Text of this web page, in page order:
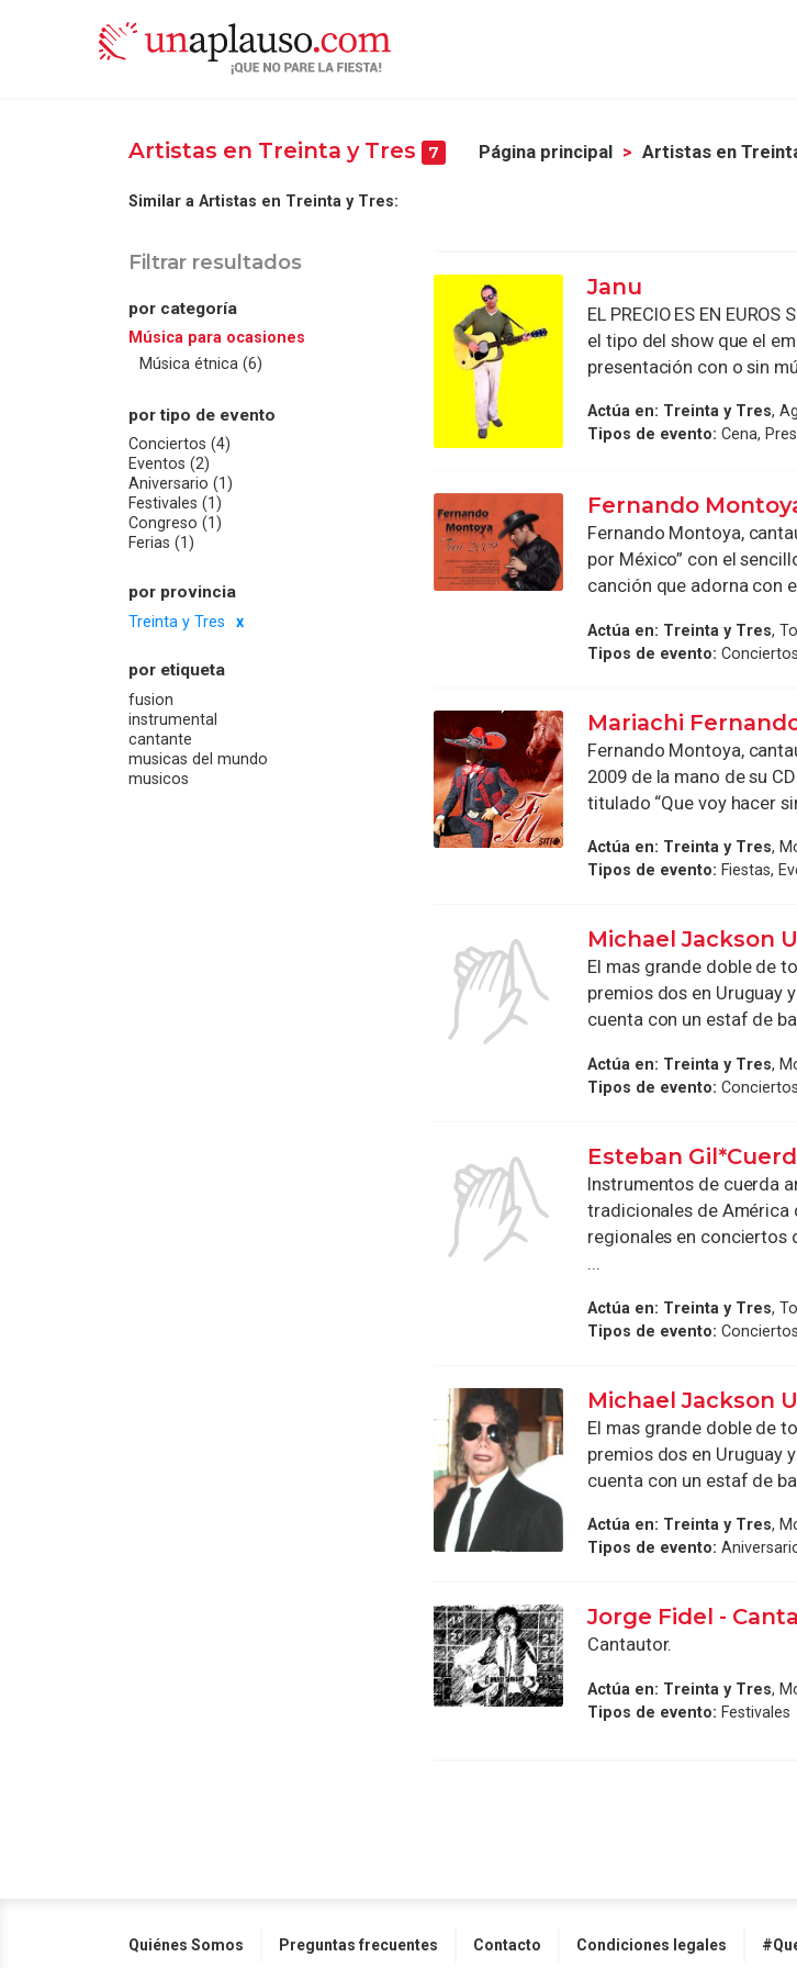
Artistas en Treinta y Tres 7 Página principal Artistas en
Similar a Artistas en Treinta y Tres:
Filtrar resultados
por categoría
Música para ocasiones
Música étnica (6)
por tipo de evento
Conciertos (4)
Eventos (2)
Aniversario (1)
Festivales (1)
Congreso (1)
Ferias (1)
por provincia
Treinta y Tres
por etiqueta
fusion
instrumental
cantante
musicas del mundo
musicos
Janu
EL PRECIO ES EN
el tipo del show que el
presentación con o sin
Actúa en: Treinta y Tres,
Tipos de evento: Cena,
Fernando
Fernando Montoya,
por México” con el
canción que adorna con
Actúa en: Treinta y Tres,
Tipos de evento:
Mariachi
Fernando Montoya,
2009 de la mano de su
titulado “Que voy hacer
Actúa en: Treinta y Tres,
Tipos de evento: Fiestas,
Michael Jackson
El mas grande doble de
premios dos en Uruguay
cuenta con un estaf de
Actúa en: Treinta y Tres,
Tipos de evento:
Esteban
Instrumentos de cuerda
tradicionales de América
regionales en conciertos
...
Actúa en: Treinta y Tres,
Tipos de evento:
Michael Jackson
El mas grande doble de
premios dos en Uruguay
cuenta con un estaf de
Actúa en: Treinta y Tres,
Tipos de evento:
Jorge Fidel -
Cantautor.
Actúa en: Treinta y Tres,
Tipos de evento: Festivales
Quiénes Somos Preguntas frecuentes Contacto Condiciones legales